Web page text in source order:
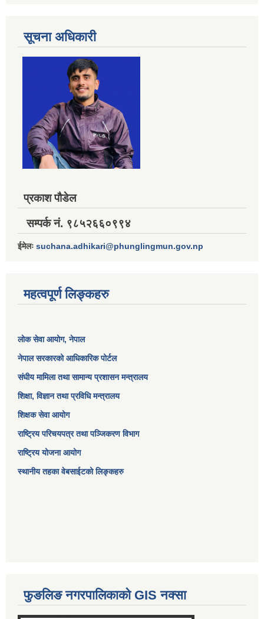
सूचना अधिकारी
प्रकाश पौडेल
सम्पर्क नं. ९८५२६६०९९४
ईमेलः suchana.adhikari@phunglingmun.gov.np
महत्वपूर्ण लिङ्कहरु
लोक सेवा आयोग, नेपाल
नेपाल सरकारको आधिकारिक पोर्टल
संघीय मामिला तथा सामान्य प्रशासन मन्त्रालय
शिक्षा, विज्ञान तथा प्रविधि मन्त्रालय
शिक्षक सेवा आयोग
राष्ट्रिय परिचयपत्र तथा पञ्जिकरण विभाग
राष्ट्रिय योजना आयोग
स्थानीय तहका वेबसाईटको लिङ्कहरु
फुङलिङ नगरपालिकाको GIS नक्सा